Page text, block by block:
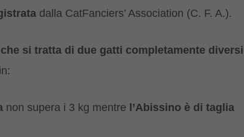
dalla CatFanciers’ Association (C. F. A.).
si tratta di due gatti completamente diversi
non supera i 3 kg mentre l’Abissino è di taglia